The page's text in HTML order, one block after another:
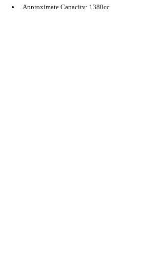
Approximate Capacity: 1380cc